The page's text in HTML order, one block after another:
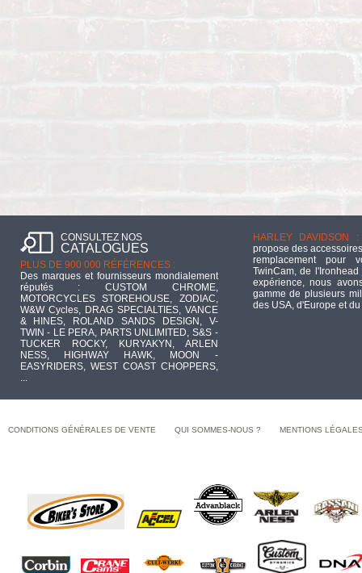
CONSULTEZ NOS
CATALOGUES
PLUS DE 900 000 RÉFÉRENCES :
Des marques et fournisseurs mondialement
réputés : CUSTOM CHROME,
MOTORCYCLES STOREHOUSE, ZODIAC,
W&W Cycles, DRAG SPECIALTIES, VANCE
& HINES, ROLAND SANDS DESIGN, V-
TWIN - LE PERA, PARTS UNLIMITED, S&S -
TUCKER ROCKY, KURYAKYN, ARLEN
NESS, HIGHWAY HAWK, MOON -
EASYRIDERS, WEST COAST CHOPPERS,
...
HARLEY DAVIDSON :
propose des
remplacement pour
TwinCam, de
expérience, nous
gamme de plusieurs
des USA, d'Europe et
CONDITIONS GÉNÉRALES DE VENTE QUI SOMMES-NOUS ? MENTIONS